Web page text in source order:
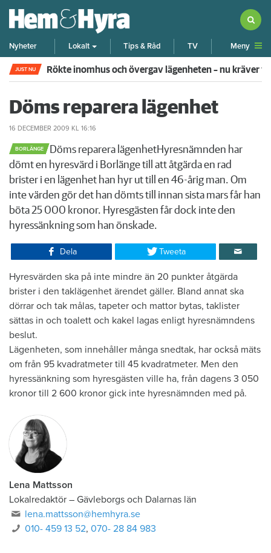
Nyheter Lokalt Tips & Råd TV Meny
JUST NU Rökte inomhus och övergav lägenheten – nu kräver
Döms reparera lägenhet
16 DECEMBER 2009 KL 16:16
BORLÄNGE
​Döms reparera lägenhetHyresnämnden har
dömt en hyresvärd i Borlänge till att åtgärda en rad
brister i en lägenhet han hyr ut till en 46-årig man. Om
inte värden gör det han dömts till innan sista mars får han
böta 25 000 kronor. Hyresgästen får dock inte den
hyressänkning som han önskade.
Dela Tweeta
​Hyresvärden ska på inte mindre än 20 punkter åtgärda
brister i den taklägenhet ärendet gäller. Bland annat ska
dörrar och tak målas, tapeter och mattor bytas, taklister
sättas in och toalett och kakel lagas enligt hyresnämndens
beslut.
Lägenheten, som innehåller många snedtak, har också mäts
om från 95 kvadratmeter till 45 kvadratmeter. Men den
hyressänkning som hyresgästen ville ha, från dagens 3 050
kronor till 2 600 kronor gick inte hyresnämnden med på.
Lena Mattsson
Lokalredaktör – Gävleborgs och Dalarnas län
lena.mattsson@hemhyra.se
010- 459 13 52,070- 28 84 983